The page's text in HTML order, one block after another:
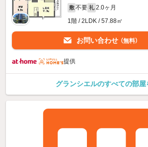
敷 不要 礼 2.0ヶ月
1階 / 2LDK / 57.88㎡
お問い合わせ （無料）
提供
グランシエルのすべての部屋